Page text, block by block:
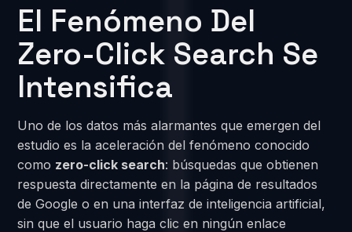
El Fenómeno Del
Zero-Click Search Se
Intensifica
Uno de los datos más alarmantes que emergen del
estudio es la aceleración del fenómeno conocido
como zero-click search: búsquedas que obtienen
respuesta directamente en la página de resultados
de Google o en una interfaz de inteligencia artificial,
sin que el usuario haga clic en ningún enlace